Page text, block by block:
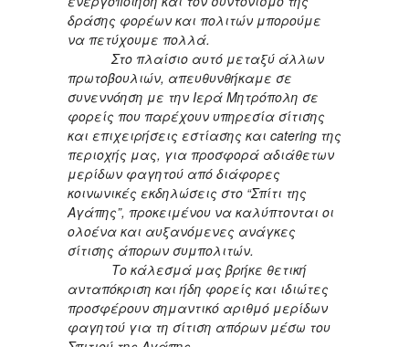
δράσης φορέων και πολιτών μπορούμε
να πετύχουμε πολλά.
Στο πλαίσιο αυτό μεταξύ άλλων
πρωτοβουλιών, απευθυνθήκαμε σε
συνεννόηση με την Ιερά Μητρόπολη σε
φορείς που παρέχουν υπηρεσία σίτισης
και επιχειρήσεις εστίασης και catering της
περιοχής μας, για προσφορά αδιάθετων
μερίδων φαγητού από διάφορες
κοινωνικές εκδηλώσεις στο “Σπίτι της
Αγάπης”, προκειμένου να καλύπτονται οι
ολοένα και αυξανόμενες ανάγκες
σίτισης άπορων συμπολιτών.
Το κάλεσμά μας βρήκε θετική
ανταπόκριση και ήδη φορείς και ιδιώτες
προσφέρουν σημαντικό αριθμό μερίδων
φαγητού για τη σίτιση απόρων μέσω του